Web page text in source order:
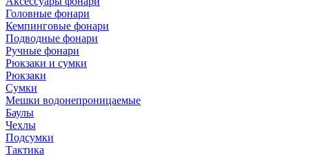
Головные фонари
Кемпинговые фонари
Подводные фонари
Ручные фонари
Рюкзаки и сумки
Рюкзаки
Сумки
Мешки водонепроницаемые
Баулы
Чехлы
Подсумки
Тактика